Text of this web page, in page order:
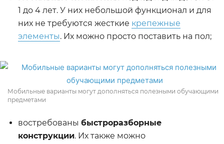
1 до 4 лет. У них небольшой функционал и для
них не требуются жесткие крепежные
элементы. Их можно просто поставить на пол;
Мобильные варианты могут дополняться полезными обучающими
предметами
востребованы быстроразборные
конструкции. Их также можно